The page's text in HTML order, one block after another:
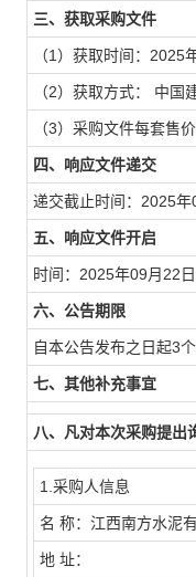
三、获取采购文件
（1）获取时间：
（2）获取方式： 中国
（3）采购文件每套售
四、响应文件递交
递交截止时间：2025年
五、响应文件开启
时间：2025年09月22
六、公告期限
自本公告发布之日起3个
七、其他补充事宜
八、凡对本次采购提出
1.采购人信息
名 称：江西南方水泥
地 址：